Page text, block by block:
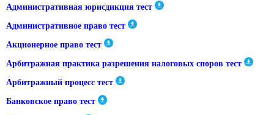
Административная юрисдикция тест
Административное право тест
Акционерное право тест
Арбитражная практика разрешения налоговых споров тест
Арбитражный процесс тест
Банковское право тест